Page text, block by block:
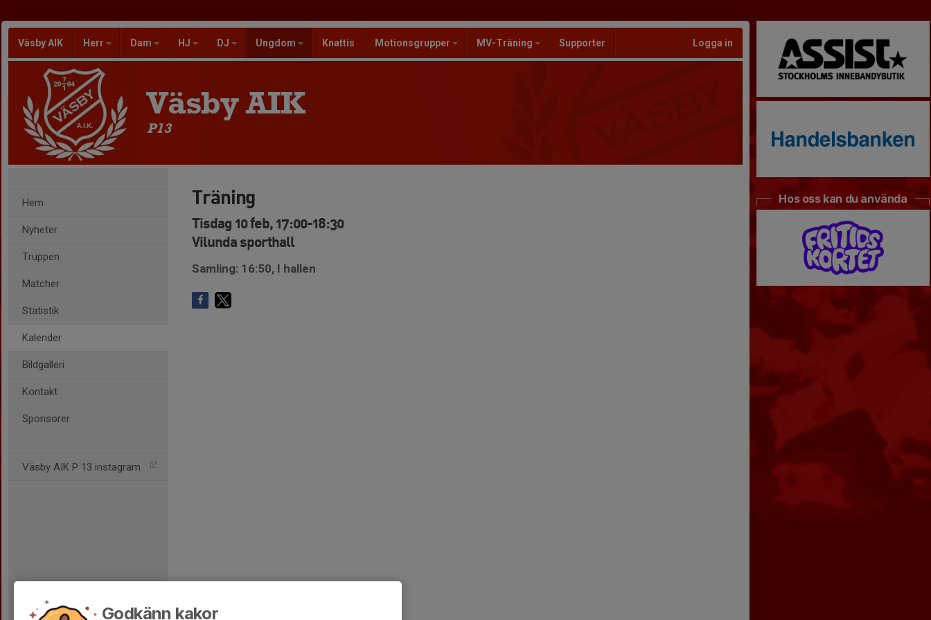
Väsby AIK Herr Dam HJ DJ Ungdom Knattis Motionsgrupper MV-Träning Supporter Logga in
Väsby AIK
P13
Hem
Nyheter
Truppen
Matcher
Statistik
Kalender
Bildgalleri
Kontakt
Sponsorer
Väsby AIK P 13 instagram
Träning
Tisdag 10 feb, 17:00-18:30
Vilunda sporthall
Samling: 16:50, I hallen
Hos oss kan du använda
Godkänn kakor